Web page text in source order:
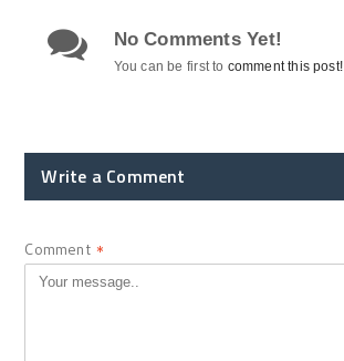
No Comments Yet!
You can be first to comment this post!
Write a Comment
Comment *